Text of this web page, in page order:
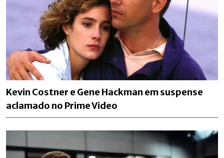
Kevin Costner e Gene Hackman em suspense
aclamado no Prime Video